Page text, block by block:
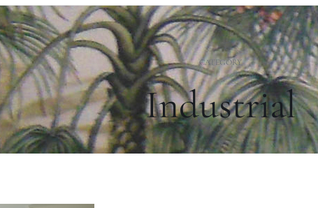
CATEGORY
Industrial